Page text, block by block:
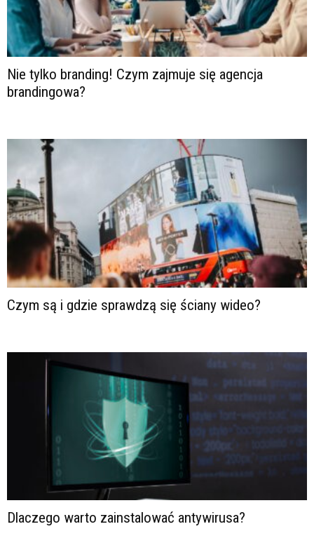
Nie tylko branding! Czym zajmuje się agencja
brandingowa?
Czym są i gdzie sprawdzą się ściany wideo?
Dlaczego warto zainstalować antywirusa?